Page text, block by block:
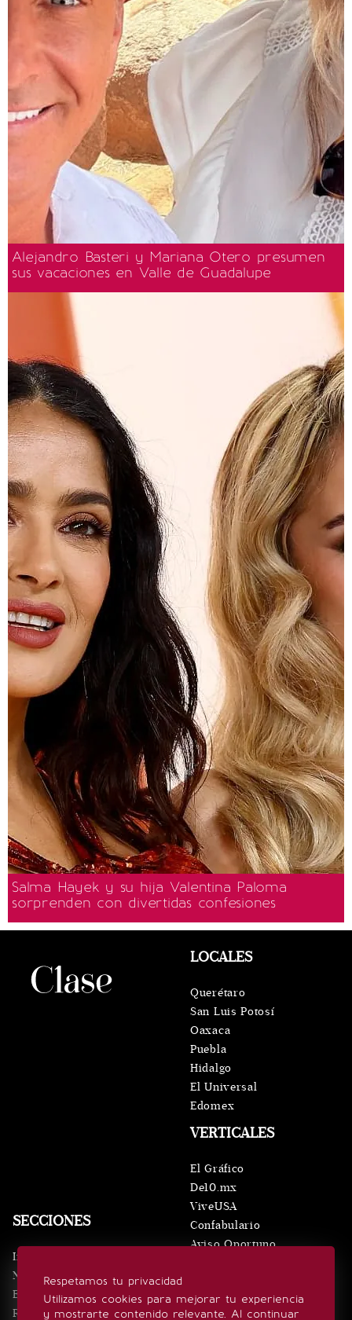
Alejandro Basteri y Mariana Otero presumen
sus vacaciones en Valle de Guadalupe
Salma Hayek y su hija Valentina Paloma
sorprenden con divertidas confesiones
Respetamos tu privacidad
Utilizamos cookies para mejorar tu experiencia
y mostrarte contenido relevante. Al continuar
SECCIONES
Inicio
Noticias
Eventos
Realeza
VERTICALES
El Gráfico
De10.mx
ViveUSA
Confabulario
Aviso Oportuno
LOCALES
Querétaro
San Luis Potosí
Oaxaca
Puebla
Hidalgo
El Universal
Edomex